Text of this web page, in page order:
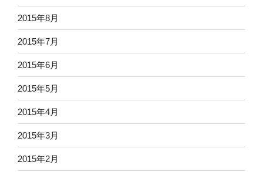
2015年8月
2015年7月
2015年6月
2015年5月
2015年4月
2015年3月
2015年2月